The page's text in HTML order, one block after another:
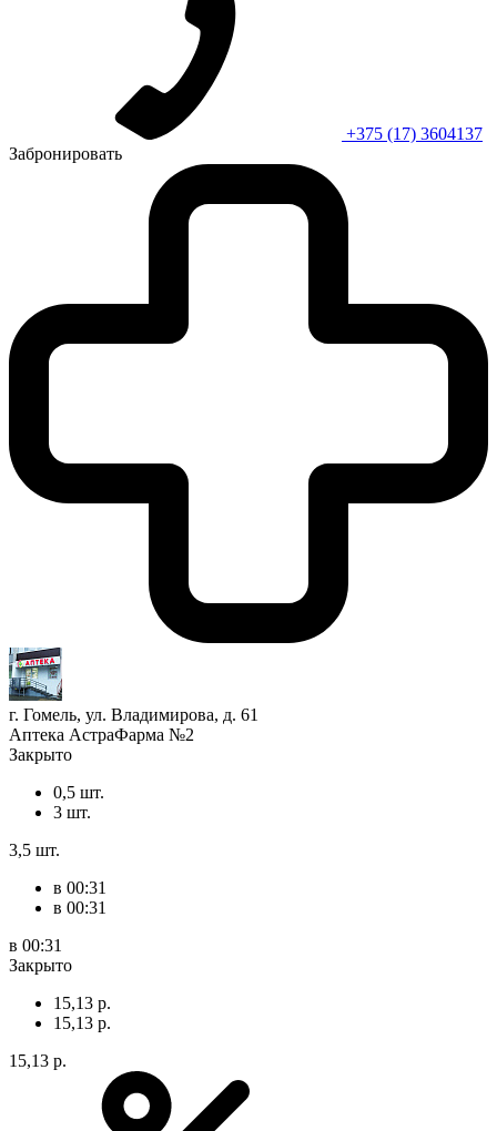
+375 (17) 3604137
Забронировать
г. Гомель, ул. Владимирова, д. 61
Аптека АстраФарма №2
Закрыто
0,5 шт.
3 шт.
3,5 шт.
в 00:31
в 00:31
в 00:31
Закрыто
15,13 р.
15,13 р.
15,13 р.